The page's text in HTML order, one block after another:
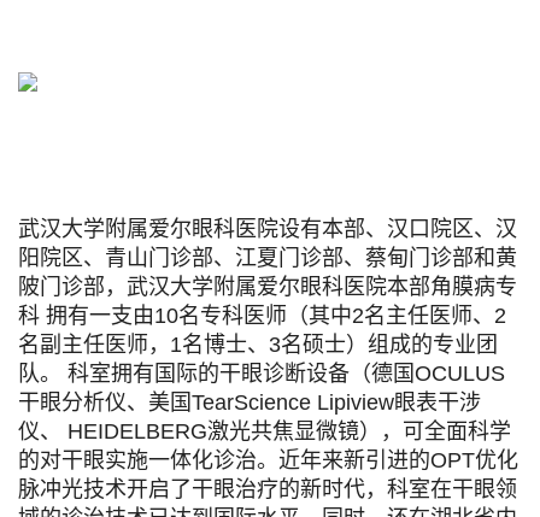
武汉大学附属爱尔眼科医院设有本部、汉口院区、汉
阳院区、青山门诊部、江夏门诊部、蔡甸门诊部和黄
陂门诊部，武汉大学附属爱尔眼科医院本部角膜病专
科 拥有一支由10名专科医师（其中2名主任医师、2
名副主任医师，1名博士、3名硕士）组成的专业团
队。 科室拥有国际的干眼诊断设备（德国OCULUS
干眼分析仪、美国TearScience Lipiview眼表干涉
仪、 HEIDELBERG激光共焦显微镜），可全面科学
的对干眼实施一体化诊治。近年来新引进的OPT优化
脉冲光技术开启了干眼治疗的新时代，科室在干眼领